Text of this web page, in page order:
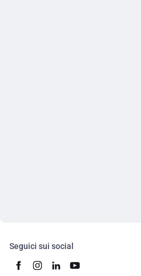
Seguici sui social